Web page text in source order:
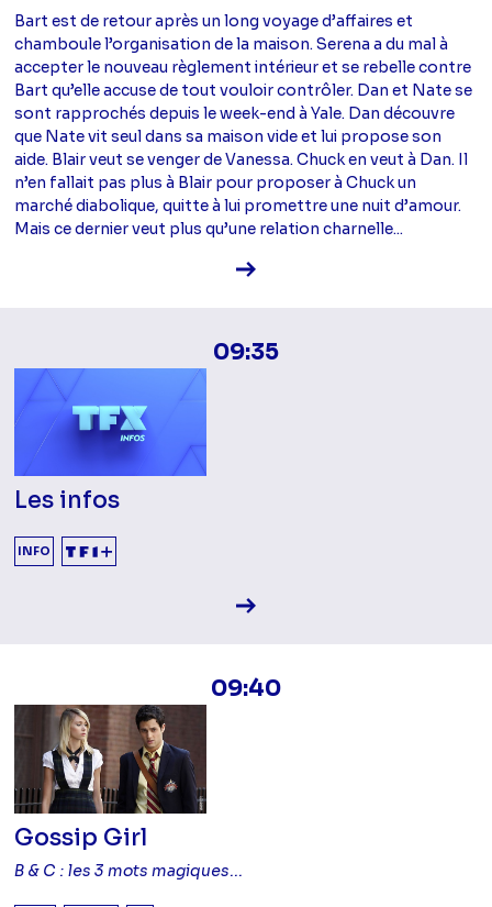
Bart est de retour après un long voyage d’affaires et
chamboule l’organisation de la maison. Serena a du mal à
accepter le nouveau règlement intérieur et se rebelle contre
Bart qu’elle accuse de tout vouloir contrôler. Dan et Nate se
sont rapprochés depuis le week-end à Yale. Dan découvre
que Nate vit seul dans sa maison vide et lui propose son
aide. Blair veut se venger de Vanessa. Chuck en veut à Dan. Il
n’en fallait pas plus à Blair pour proposer à Chuck un
marché diabolique, quitte à lui promettre une nuit d’amour.
Mais ce dernier veut plus qu’une relation charnelle...
Voir la fiche diffusion
09:35
Les infos
INFO
Voir la fiche diffusion
09:40
Gossip Girl
B & C : les 3 mots magiques...